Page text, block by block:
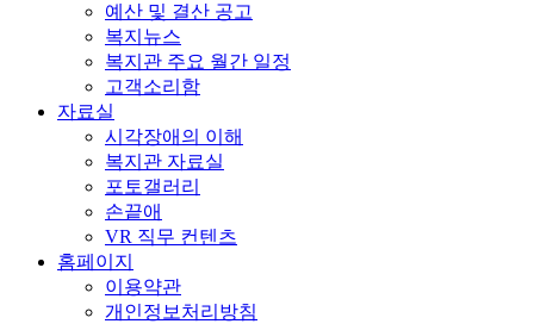
예산 및 결산 공고
복지뉴스
복지관 주요 월간 일정
고객소리함
자료실
시각장애의 이해
복지관 자료실
포토갤러리
손끝애
VR 직무 컨텐츠
홈페이지
이용약관
개인정보처리방침